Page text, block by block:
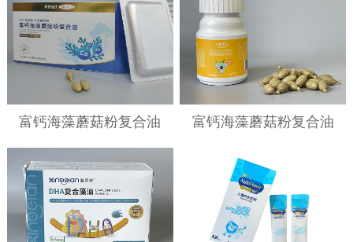
富钙海藻蘑菇粉复合油 富钙海藻蘑菇粉复合油